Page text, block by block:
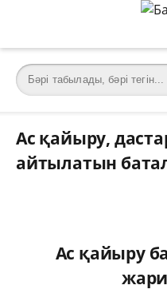
Ас қайыру,
айтылатын
Ас қайыру